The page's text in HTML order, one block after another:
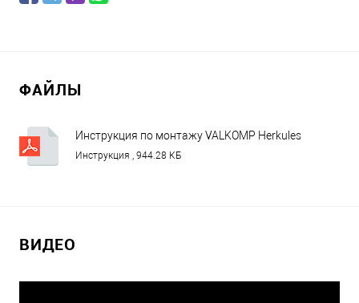
ФАЙЛЫ
Инструкция по монтажу VALKOMP Herkules
HS60.pdf
Инструкция , 944.28 КБ
ВИДЕО